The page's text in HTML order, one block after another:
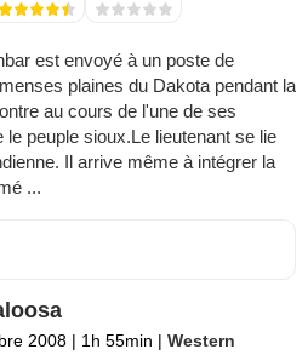
est envoyé à un poste de
plaines du Dakota pendant la
au cours de l'une de ses
peuple sioux.Le lieutenant se lie
Il arrive même à intégrer la
...
2008 | 1h 55min | Western